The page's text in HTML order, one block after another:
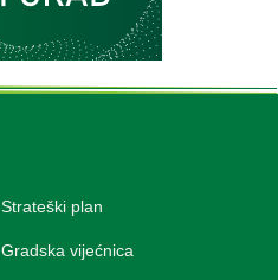
Strateški plan
Gradska vijećnica